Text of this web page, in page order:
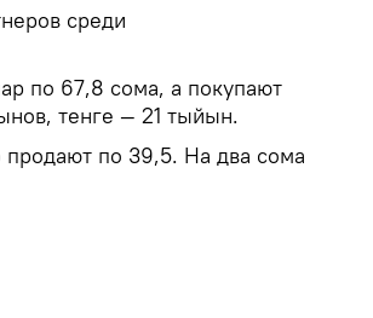
среди
по 67,8 сома, а покупают
тенге — 21 тыйын.
по 39,5. На два сома